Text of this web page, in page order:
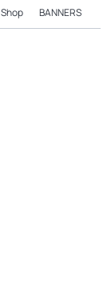
Shop BANNERS